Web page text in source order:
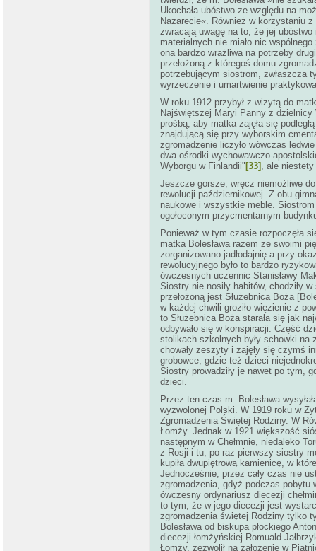
Ukochała ubóstwo ze względu na
Nazarecie«. Również w korzystaniu
zwracają uwagę na to, że jej
materialnych nie miało nic
ona bardzo wrażliwa na potrzeby
przełożoną z któregoś domu
potrzebującym siostrom, zwłaszcza
wyrzeczenie i umartwienie
W roku 1912 przybył z wizytą do
Najświętszej Maryi Panny z
prośbą, aby matka zajęła się
znajdującą się przy wyborskim
zgromadzenie liczyło wówczas
dwa ośrodki wychowawczo-
Wyborgu w Finlandii" [33] , ale niestety
Jeszcze gorsze, wręcz niemożliwe
rewolucji październikowej. Z obu
naukowe i wszystkie meble.
ogołoconym przycmentarnym
Ponieważ w tym czasie rozpoczęła
matka Bolesława razem ze swoimi
zorganizowano jadłodajnię a przy
rewolucyjnego było to bardzo
ówczesnych uczennic Stanisławy
Siostry nie nosiły habitów, chodziły
przełożoną jest Służebnica Boża
w każdej chwili groziło więzienie z
to Służebnica Boża starała się jak
odbywało się w konspiracji. Część
stolikach szkolnych były schowki na
chowały zeszyty i zajęły się czymś
grobowce, gdzie też dzieci
Siostry prowadziły je nawet po tym,
dzieci.
Przez ten czas m. Bolesława
wyzwolonej Polski. W 1919 roku w
Zgromadzenia Świętej Rodziny. W
Łomży. Jednak w 1921 większość
następnym w Chełmnie, niedaleko
z Rosji i tu, po raz pierwszy siostry
kupiła dwupiętrową kamienicę, w
Jednocześnie, przez cały czas nie
zgromadzenia, gdyż podczas pobytu
ówczesny ordynariusz diecezji
to tym, że w jego diecezji jest
zgromadzenia świętej Rodziny tylko
Bolesława od biskupa płockiego
diecezji łomżyńskiej Romuald
Łomży, zezwolił na założenie w